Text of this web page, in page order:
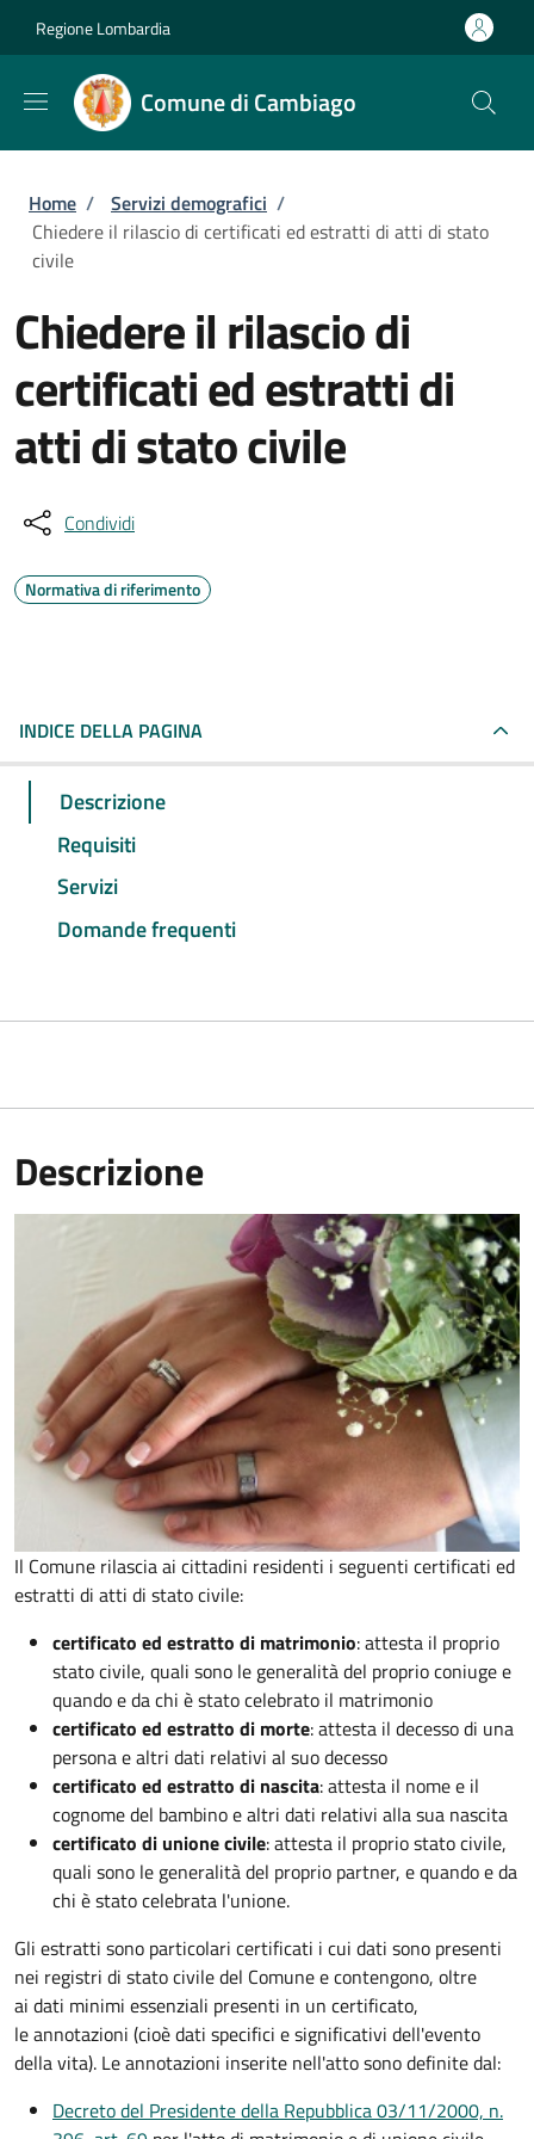
Regione Lombardia
Comune di Cambiago
Briciole di pane
Home / Servizi demografici /
Chiedere il rilascio di certificati ed estratti di atti di stato
civile
Chiedere il rilascio di
certificati ed estratti di
atti di stato civile
Condividi
Normativa di riferimento
INDICE DELLA PAGINA
Descrizione
Requisiti
Servizi
Domande frequenti
Descrizione
Il Comune rilascia ai cittadini residenti i seguenti certificati ed
estratti di atti di stato civile:
certificato ed estratto di matrimonio: attesta il proprio
stato civile, quali sono le generalità del proprio coniuge e
quando e da chi è stato celebrato il matrimonio
certificato ed estratto di morte: attesta il decesso di una
persona e altri dati relativi al suo decesso
certificato ed estratto di nascita: attesta il nome e il
cognome del bambino e altri dati relativi alla sua nascita
certificato di unione civile: attesta il proprio stato civile,
quali sono le generalità del proprio partner, e quando e da
chi è stato celebrata l'unione.
Gli estratti sono particolari certificati i cui dati sono presenti
nei registri di stato civile del Comune e contengono, oltre
ai dati minimi essenziali presenti in un certificato,
le annotazioni (cioè dati specifici e significativi dell'evento
della vita). Le annotazioni inserite nell'atto sono definite dal:
Decreto del Presidente della Repubblica 03/11/2000, n.